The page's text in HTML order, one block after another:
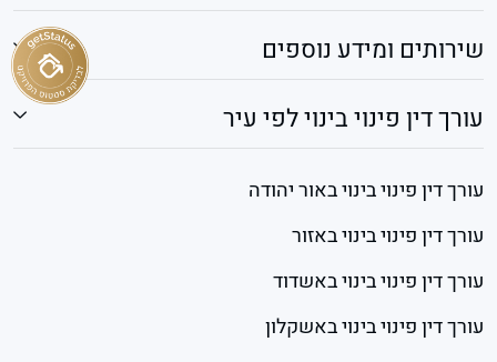
שירותים ומידע נוספים
עורך דין פינוי בינוי לפי עיר
עורך דין פינוי בינוי באור יהודה
עורך דין פינוי בינוי באזור
עורך דין פינוי בינוי באשדוד
עורך דין פינוי בינוי באשקלון